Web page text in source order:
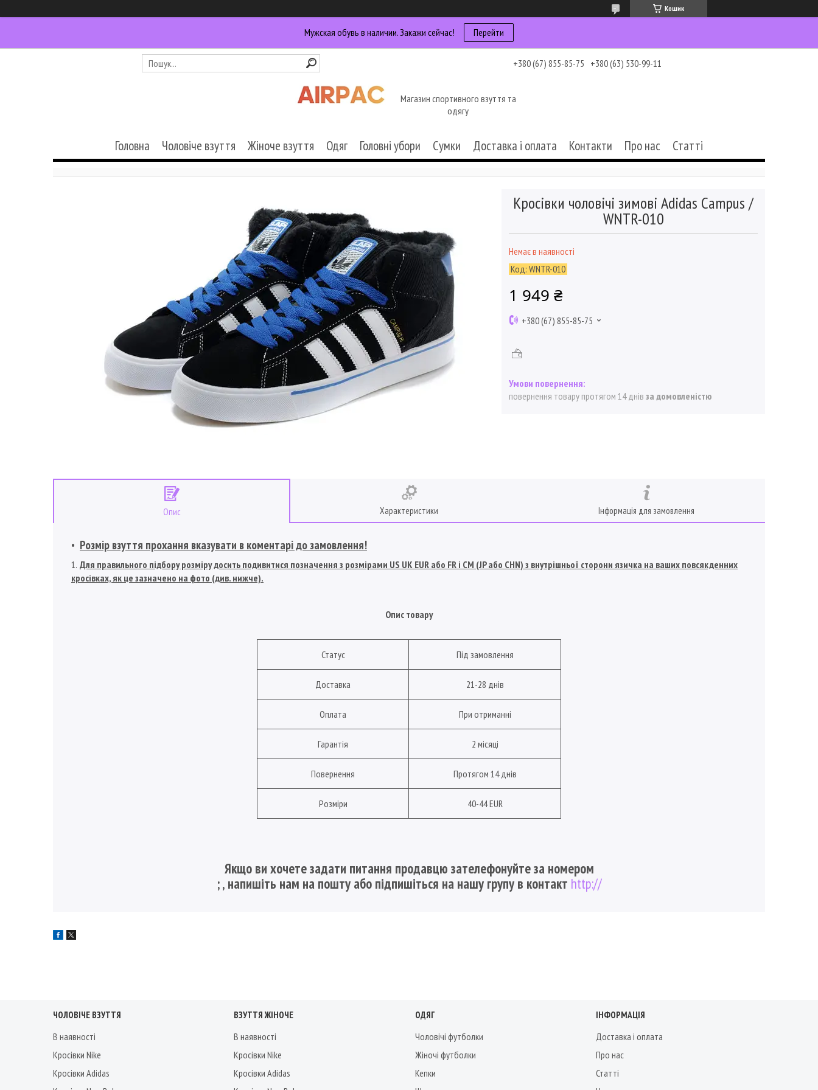
Кошик
Мужская обувь в наличии. Закажи сейчас! Перейти
+380 (67) 855-85-75 +380 (63) 530-99-11
Магазин спортивного взуття та
одягу
Головна Чоловіче взуття Жіноче взуття Одяг Головні убори Сумки Доставка і оплата Контакти Про нас Статті
Кросівки чоловічі зимові Adidas Campus /
WNTR-010
Немає в наявності
Код: WNTR-010
1 949 ₴
+380 (67) 855-85-75
повернення товару протягом 14 днів за домовленістю
Опис Характеристики Інформація для замовлення
Розмір взуття прохання вказувати в коментарі до замовлення!
Для правильного підбору розміру досить подивитися позначення з розмірами US UK EUR або FR і СМ (JP або CHN) з внутрішньої сторони язичка на ваших повсякденних
кросівках, як це зазначено на фото (див. нижче).
Опис товару
Статус Під замовлення
Доставка 21-28 днів
Оплата При отриманні
Гарантія 2 місяці
Повернення Протягом 14 днів
Розміри 40-44 EUR
Якщо ви хочете задати питання продавцю зателефонуйте за номером
;, напишіть нам на пошту або підпишіться на нашу групу в контакт http://
ЧОЛОВІЧЕ ВЗУТТЯ
В наявності
Кросівки Nike
Кросівки Adidas
ВЗУТТЯ ЖІНОЧЕ
В наявності
Кросівки Nike
Кросівки Adidas
ОДЯГ
Чоловічі футболки
Жіночі футболки
Кепки
ІНФОРМАЦІЯ
Доставка і оплата
Про нас
Статті